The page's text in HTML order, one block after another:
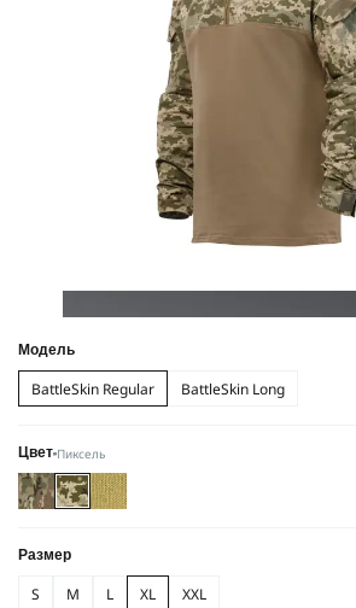
Модель
BattleSkin Regular BattleSkin Long
Цвет Пиксель
Размер
S M L XL XXL